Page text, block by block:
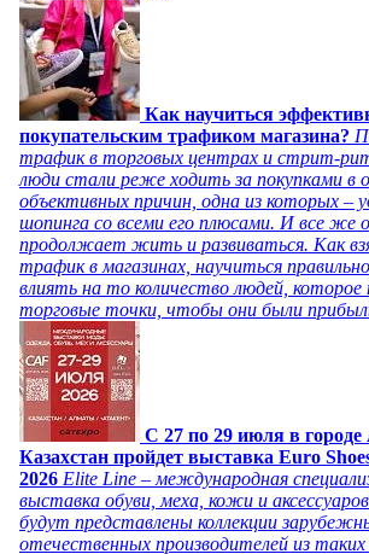
Как научиться
покупательским трафиком магазина?
трафик в торговых центрах и стрит-
люди стали реже ходить за покупками в
объективных причин, одна из которых –
шопинга со всеми его плюсами. И все же
продолжает жить и развиваться. Как
трафик в магазинах, научиться
влиять на то количество людей, которое
торговые точки, чтобы они были
C 27 по 29 июля в
Казахстан пройдет выставка Euro
2026 Elite Line – международная
выставка обуви, меха, кожи и
будут представлены коллекции
отечественных производителей из